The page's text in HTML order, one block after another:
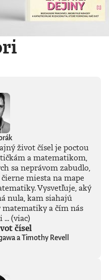
život čísel je poctou
a matematikom,
sa neprávom zabudlo,
miesta na mape
Vysvetľuje, aký
nula, kam siahajú
matematiky a čím nás
...(viac)
čísel
a Timothy Revell